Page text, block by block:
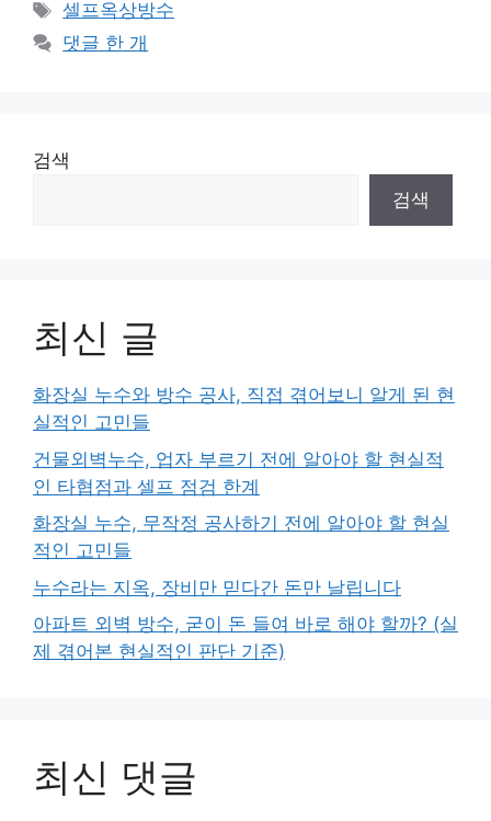
리
태
그
셀프옥상방수
댓글 한 개
검색
검색
최신 글
화장실 누수와 방수 공사, 직접 겪어보니 알게 된 현
실적인 고민들
건물외벽누수, 업자 부르기 전에 알아야 할 현실적
인 타협점과 셀프 점검 한계
화장실 누수, 무작정 공사하기 전에 알아야 할 현실
적인 고민들
누수라는 지옥, 장비만 믿다간 돈만 날립니다
아파트 외벽 방수, 굳이 돈 들여 바로 해야 할까? (실
제 겪어본 현실적인 판단 기준)
최신 댓글